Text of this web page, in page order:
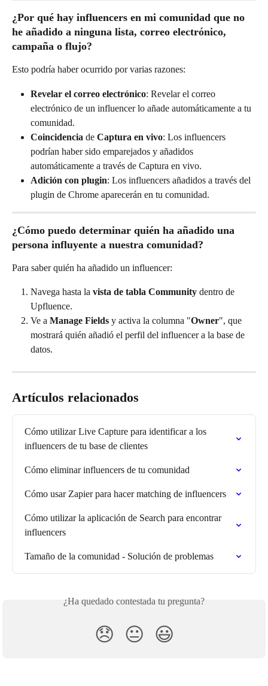
¿Por qué hay influencers en mi comunidad que no
he añadido a ninguna lista, correo electrónico,
campaña o flujo?
Esto podría haber ocurrido por varias razones:
Revelar el correo electrónico: Revelar el correo
electrónico de un influencer lo añade automáticamente a tu
comunidad.
Coincidencia de Captura en vivo: Los influencers
podrían haber sido emparejados y añadidos
automáticamente a través de Captura en vivo.
Adición con plugin: Los influencers añadidos a través del
plugin de Chrome aparecerán en tu comunidad.
¿Cómo puedo determinar quién ha añadido una
persona influyente a nuestra comunidad?
Para saber quién ha añadido un influencer:
Navega hasta la vista de tabla Community dentro de
Upfluence.
Ve a Manage Fields y activa la columna "Owner", que
mostrará quién añadió el perfil del influencer a la base de
datos.
Artículos relacionados
Cómo utilizar Live Capture para identificar a los
influencers de tu base de clientes
Cómo eliminar influencers de tu comunidad
Cómo usar Zapier para hacer matching de influencers
Cómo utilizar la aplicación de Search para encontrar
influencers
Tamaño de la comunidad - Solución de problemas
¿Ha quedado contestada tu pregunta?
😞 😐 😃